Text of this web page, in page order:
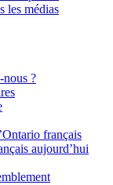
les médias
nous ?
français
aujourd’hui